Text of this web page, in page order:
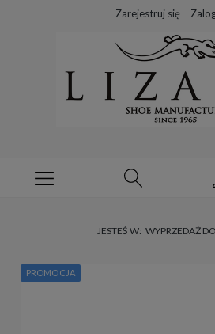
Zarejestruj się
JESTEŚ W: WYPRZEDAŻ
PROMOCJA